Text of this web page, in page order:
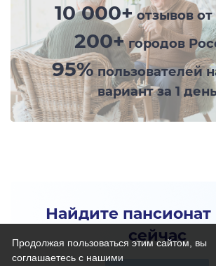
Продолжая пользоваться этим сайтом, вы
соглашаетесь с нашими
10 000+отзывов
200+городов
95%пользователей
вариант за 1
Найдите
сейчас